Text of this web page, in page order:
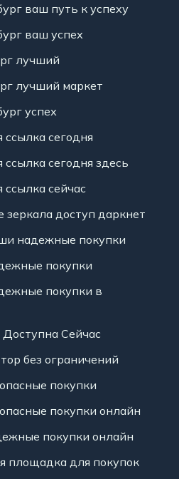
ваш путь к успеху
ваш успех
лучший
лучший маркет
успех
ссылка сегодня
ссылка сегодня здесь
ссылка сейчас
зеркала доступ даркнет
надежные покупки
покупки
покупки в
Сейчас
без ограничений
покупки
покупки онлайн
покупки онлайн
площадка для покупок